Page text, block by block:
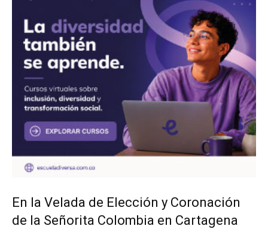
En la Velada de Elección y Coronación
de la Señorita Colombia en Cartagena